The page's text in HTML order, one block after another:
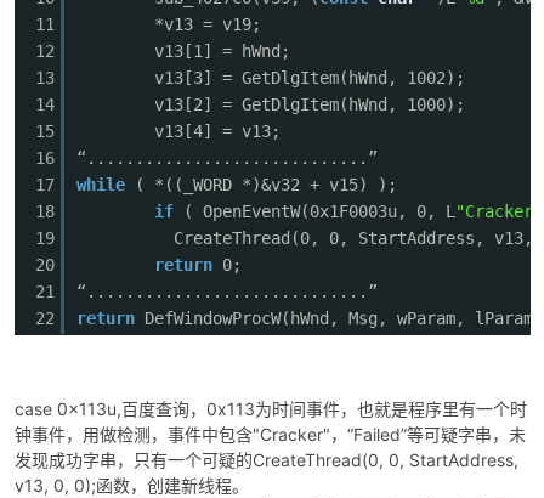
11
12
13
14
15
16
17
18
19
20
21
22
*v13 = v19;
v13[1] = hWnd;
v13[3] = GetDlgItem(hWnd, 1002);
v13[2] = GetDlgItem(hWnd, 1000);
v13[4] = v13;
“.............................”
while
( *((_WORD *)&v32 + v15) );
if
( OpenEventW(0x1F0003u, 0, L "Cracker"
CreateThread(0, 0, StartAddress,
return 0;
“.............................”
return DefWindowProcW(hWnd, Msg, wParam,
case 0x113u,百度查询，0x113为时间事件，也就是程序里有一个时
钟事件，用做检测，事件中包含"Cracker"，“Failed”等可疑字串，未
发现成功字串，只有一个可疑的CreateThread(0, 0, StartAddress,
v13, 0, 0);函数，创建新线程。